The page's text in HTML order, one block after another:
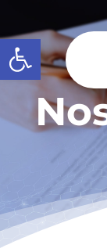
Abrir barra de